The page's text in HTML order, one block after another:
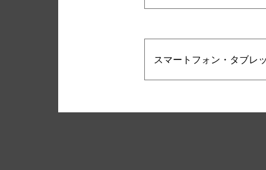
スマートフォン・タブレ